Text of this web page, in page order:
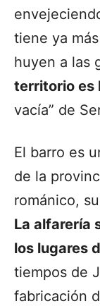
tiene ya
huyen a las
territorio es
vacía” de
El barro es
de la
románico,
La alfarería
los lugares
tiempos de
fabricación